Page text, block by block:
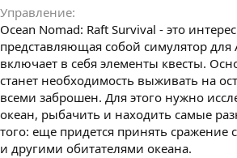
в
а
л
а
н
и
я
Управление
Ocean Nomad: Raft Survival - это
представляющая собой симулятор для
включает в себя элементы квесты.
станет необходимость выживать на
всеми заброшен. Для этого нужно
океан, рыбачить и находить самые
того: еще придется принять сражение
и другими обитателями океана.